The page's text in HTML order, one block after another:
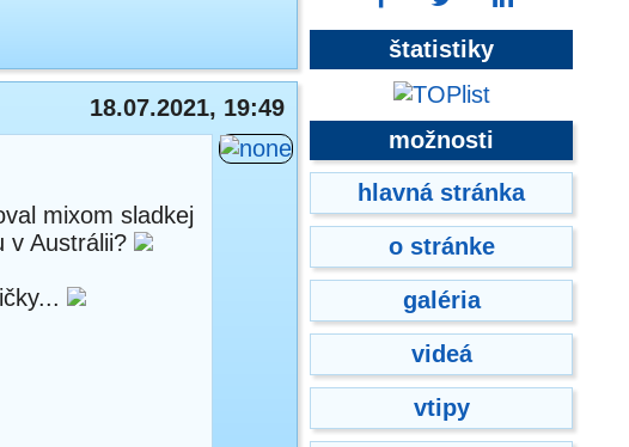
18.07.2021, 19:49
mixom sladkej
v Austrálii?
štatistiky
možnosti
hlavná stránka
o stránke
galéria
videá
vtipy